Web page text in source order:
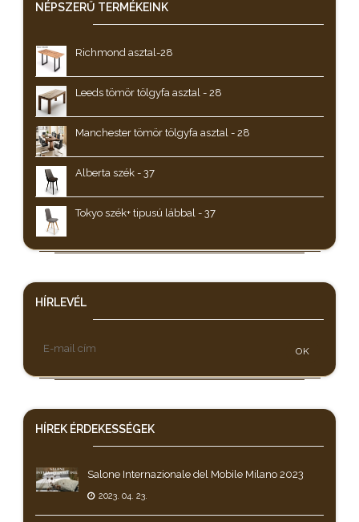
NÉPSZERŰ TERMÉKEINK
Richmond asztal-28
Leeds tömör tölgyfa asztal - 28
Manchester tömör tölgyfa asztal - 28
Alberta szék - 37
Tokyo szék+ tipusú lábbal - 37
HÍRLEVÉL
OK
HÍREK ÉRDEKESSÉGEK
Salone Internazionale del Mobile Milano 2023
2023. 04. 23.